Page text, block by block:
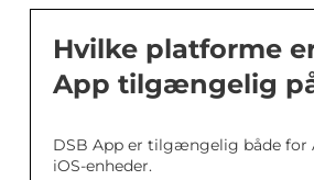
Hvilke platforme
App tilgængelig
DSB App er tilgængelig både for
iOS-enheder.